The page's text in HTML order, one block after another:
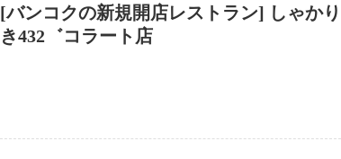
[バンコクの新規開店レストラン] しゃかり
き432゛コラート店